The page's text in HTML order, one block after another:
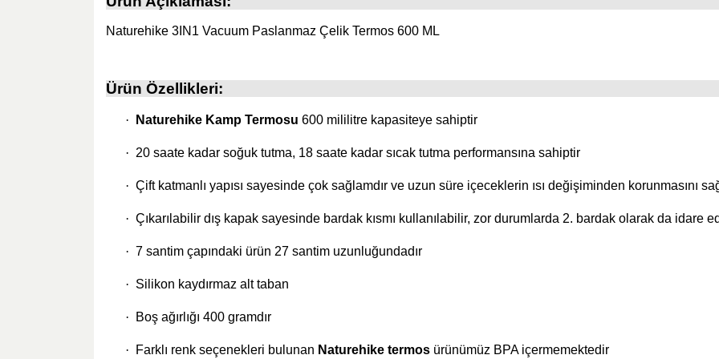
Naturehike 3IN1 Vacuum Paslanmaz Çelik Termos 600 ML
Ürün Özellikleri:
· Naturehike Kamp Termosu 600 mililitre kapasiteye sahiptir
· 20 saate kadar soğuk tutma, 18 saate kadar sıcak tutma performansına sahiptir
· Çift katmanlı yapısı sayesinde çok sağlamdır ve uzun süre içeceklerin ısı değişiminden korunmasını
· Çıkarılabilir dış kapak sayesinde bardak kısmı kullanılabilir, zor durumlarda 2. bardak olarak da idare
· 7 santim çapındaki ürün 27 santim uzunluğundadır
· Silikon kaydırmaz alt taban
· Boş ağırlığı 400 gramdır
· Farklı renk seçenekleri bulunan Naturehike termos ürünümüz BPA içermemektedir